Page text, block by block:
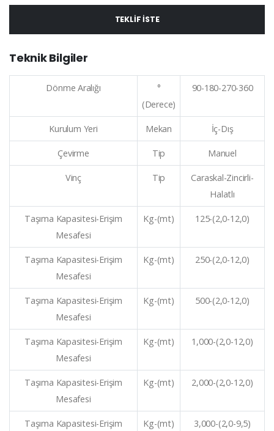
TEKLIF ISTE
Teknik Bilgiler
Dönme Aralığı
°
(Derece)
90-180-270-360
Kurulum Yeri Mekan İç-Dış
Çevirme Tip Manuel
Vinç Tip
Caraskal-Zincirli-
Halatlı
Taşıma Kapasitesi-Erişim
Mesafesi
Kg-(mt) 125-(2,0-12,0)
Taşıma Kapasitesi-Erişim
Mesafesi
Kg-(mt) 250-(2,0-12,0)
Taşıma Kapasitesi-Erişim
Mesafesi
Kg-(mt) 500-(2,0-12,0)
Taşıma Kapasitesi-Erişim
Mesafesi
Kg-(mt) 1,000-(2,0-12,0)
Taşıma Kapasitesi-Erişim
Mesafesi
Kg-(mt) 2,000-(2,0-12,0)
Taşıma Kapasitesi-Erişim
Kg-(mt) 3,000-(2,0-9,5)